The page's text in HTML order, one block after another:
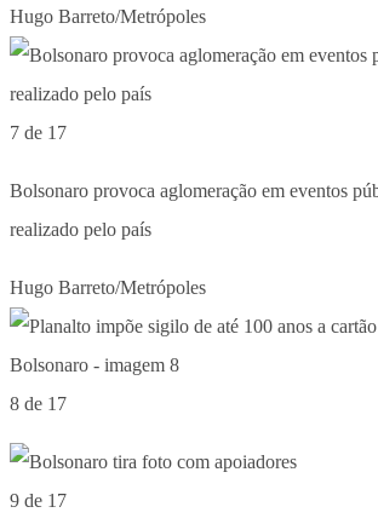
Hugo Barreto/Metrópoles
7 de 17
Bolsonaro provoca aglomeração em eventos
realizado pelo país
Hugo Barreto/Metrópoles
8 de 17
9 de 17